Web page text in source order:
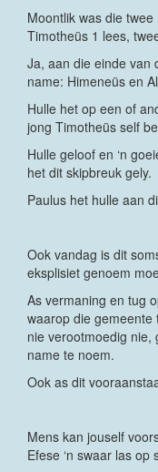
Moontlik was die
Timotheüs 1 lees,
Ja, aan die einde van
name: Himeneüs en
Hulle het op een of
jong Timotheüs self
Hulle geloof en ‘n
het dit skipbreuk gely.
Paulus het hulle aan
Ook vandag is dit
eksplisiet genoem
As vermaning en tug
waarop die
nie verootmoedig
name te noem.
Ook as dit
Mens kan jouself
Efese ‘n swaar las op